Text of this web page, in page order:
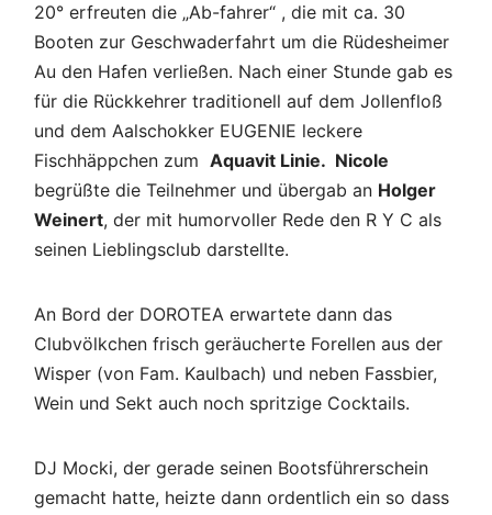
20° erfreuten die „Ab-fahrer“ , die mit ca. 30
Booten zur Geschwaderfahrt um die Rüdesheimer
Au den Hafen verließen. Nach einer Stunde gab es
für die Rückkehrer traditionell auf dem Jollenfloß
und dem Aalschokker EUGENIE leckere
Fischhäppchen zum Aquavit Linie. Nicole
begrüßte die Teilnehmer und übergab an Holger
Weinert, der mit humorvoller Rede den R Y C als
seinen Lieblingsclub darstellte.
An Bord der DOROTEA erwartete dann das
Clubvölkchen frisch geräucherte Forellen aus der
Wisper (von Fam. Kaulbach) und neben Fassbier,
Wein und Sekt auch noch spritzige Cocktails.
DJ Mocki, der gerade seinen Bootsführerschein
gemacht hatte, heizte dann ordentlich ein so dass